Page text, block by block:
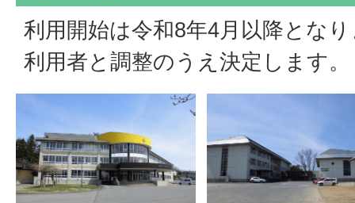
利用開始は令和8年4月以降とな
利用者と調整のうえ決定します。